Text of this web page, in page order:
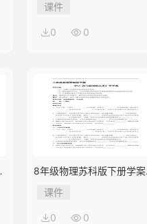
课件
0 0
8年级物理苏科版下册学案
《9.3 力与运动的关系》
课件
0 0